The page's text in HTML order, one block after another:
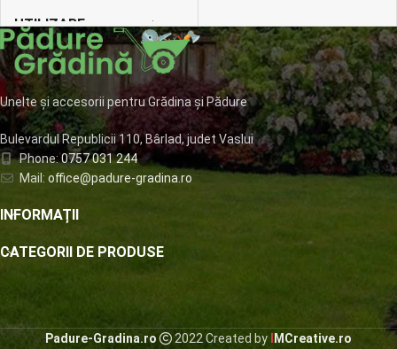
UTILIZARE apa murdara
CU FLOTOR DE
SIGURANTA
da
CU TOCATOR
INALTIME MAX. DE
POMPARE
9 m
Unelte și accesorii pentru Grădina și Pădure
Bulevardul Republicii 110, Bârlad, judet Vaslui
Phone:0757 031 244
Mail: office@padure-gradina.ro
INFORMAȚII
CATEGORII DE PRODUSE
Padure-Gradina.ro 2022 Created by MCreative.ro